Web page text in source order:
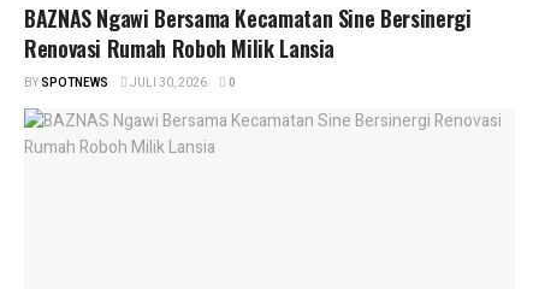
BAZNAS Ngawi Bersama Kecamatan Sine Bersinergi
Renovasi Rumah Roboh Milik Lansia
BYSPOTNEWS JULI 30, 2026 0